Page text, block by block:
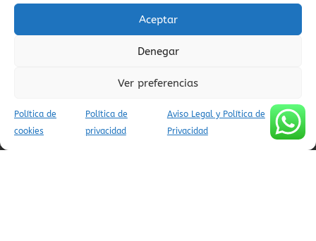
Aceptar
Denegar
Ver preferencias
Política de
cookies
Política de
privacidad
Aviso Legal y Política de
Privacidad
Vió
valle escondido vida lenta
AVISO LEGAL Y POLÍTICA DE PRIVACIDAD
POLÍTICA DE COOKIES (UE)
CONDICIONES DE RESERVA